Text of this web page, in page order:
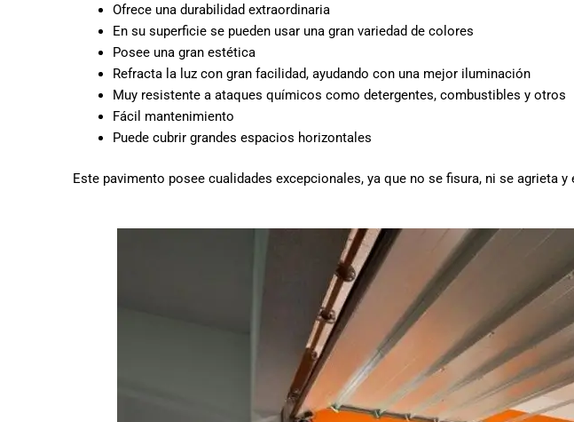
Ofrece una durabilidad extraordinaria
En su superficie se pueden usar una gran variedad de colores
Posee una gran estética
Refracta la luz con gran facilidad, ayudando con una mejor iluminación
Muy resistente a ataques químicos como detergentes, combustibles y otros
Fácil mantenimiento
Puede cubrir grandes espacios horizontales
Este pavimento posee cualidades excepcionales, ya que no se fisura, ni se agrieta